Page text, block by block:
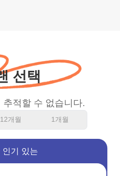
선택
적할 수 없습니다.
12개월 1개월
인기 있는